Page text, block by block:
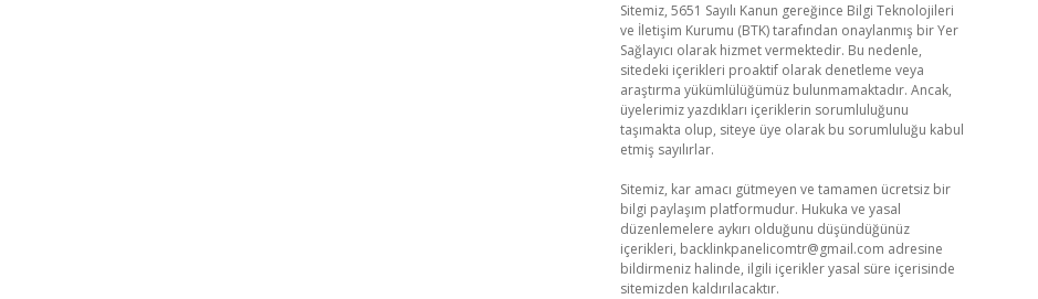
Sitemiz, 5651 Sayılı Kanun gereğince Bilgi Teknolojileri
ve İletişim Kurumu (BTK) tarafından onaylanmış bir Yer
Sağlayıcı olarak hizmet vermektedir. Bu nedenle,
sitedeki içerikleri proaktif olarak denetleme veya
araştırma yükümlülüğümüz bulunmamaktadır. Ancak,
üyelerimiz yazdıkları içeriklerin sorumluluğunu
taşımakta olup, siteye üye olarak bu sorumluluğu kabul
etmiş sayılırlar.
Sitemiz, kar amacı gütmeyen ve tamamen ücretsiz bir
bilgi paylaşım platformudur. Hukuka ve yasal
düzenlemelere aykırı olduğunu düşündüğünüz
içerikleri, backlinkpanelicomtr@gmail.com adresine
bildirmeniz halinde, ilgili içerikler yasal süre içerisinde
sitemizden kaldırılacaktır.